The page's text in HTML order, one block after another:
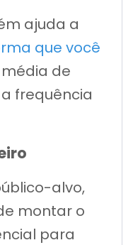
ajuda a
que você
de
frequência
alvo,
montar o
para